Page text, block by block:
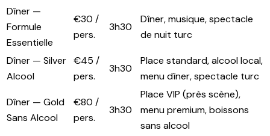
Dîner —
Formule
Essentielle
€30 /
pers.
3h30
Dîner, musique, spectacle
de nuit turc
Dîner — Silver
Alcool
€45 /
pers.
3h30
Place standard, alcool local,
menu dîner, spectacle turc
Dîner — Gold
Sans Alcool
€80 /
pers.
3h30
Place VIP (près scène),
menu premium, boissons
sans alcool